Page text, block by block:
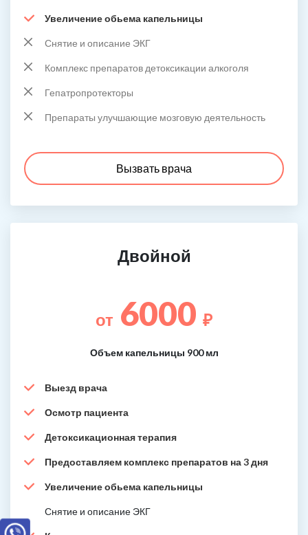
Увеличение обьема капельницы
Снятие и описание ЭКГ
Комплекс препаратов детоксикации алкоголя
Гепатропротекторы
Препараты улучшающие мозговую деятельность
Вызвать врача
Двойной
от 6000 ₽
Объем капельницы 900 мл
Выезд врача
Осмотр пациента
Детоксикационная терапия
Предоставляем комплекс препаратов на 3 дня
Увеличение обьема капельницы
Снятие и описание ЭКГ